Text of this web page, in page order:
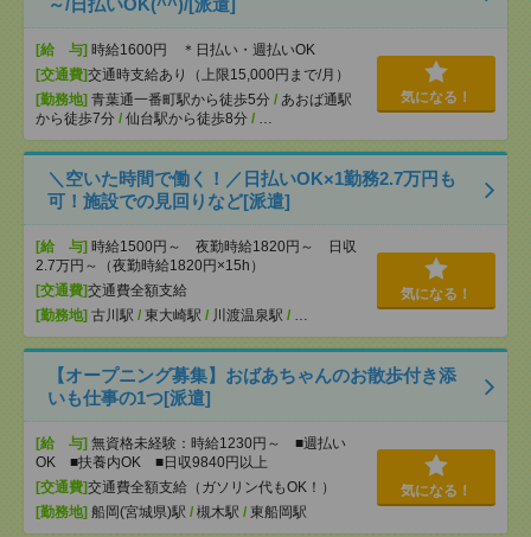
～/日払いOK(^^)/[派遣]
[給 与] 時給1600円 ＊日払い・週払いOK
[交通費]交通時支給あり（上限15,000円まで/月）
[勤務地] 青葉通一番町駅から徒歩5分 / あおば通駅
から徒歩7分 / 仙台駅から徒歩8分 / …
気になる！
＼空いた時間で働く！／日払いOK×1勤務2.7万円も
可！施設での見回りなど[派遣]
[給 与] 時給1500円～ 夜勤時給1820円～ 日収
2.7万円～（夜勤時給1820円×15h）
[交通費]交通費全額支給
[勤務地] 古川駅 / 東大崎駅 / 川渡温泉駅 / …
気になる！
【オープニング募集】おばあちゃんのお散歩付き添
いも仕事の1つ[派遣]
[給 与] 無資格未経験：時給1230円～ ■週払い
OK ■扶養内OK ■日収9840円以上
[交通費]交通費全額支給（ガソリン代もOK！）
[勤務地] 船岡(宮城県)駅 / 槻木駅 / 東船岡駅
気になる！